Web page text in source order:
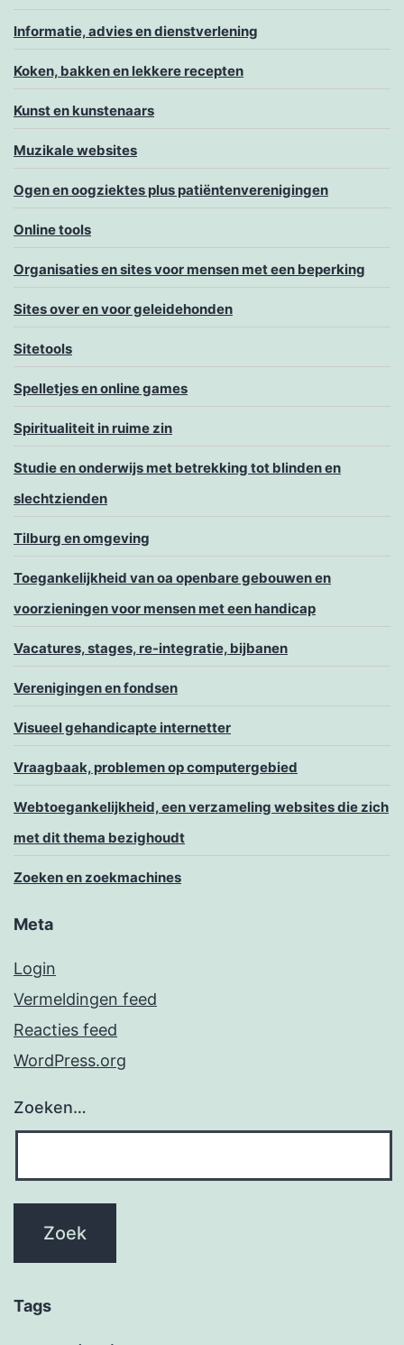
Informatie, advies en dienstverlening
Koken, bakken en lekkere recepten
Kunst en kunstenaars
Muzikale websites
Ogen en oogziektes plus patiëntenverenigingen
Online tools
Organisaties en sites voor mensen met een beperking
Sites over en voor geleidehonden
Sitetools
Spelletjes en online games
Spiritualiteit in ruime zin
Studie en onderwijs met betrekking tot blinden en
slechtzienden
Tilburg en omgeving
Toegankelijkheid van oa openbare gebouwen en
voorzieningen voor mensen met een handicap
Vacatures, stages, re-integratie, bijbanen
Verenigingen en fondsen
Visueel gehandicapte internetter
Vraagbaak, problemen op computergebied
Webtoegankelijkheid, een verzameling websites die zich
met dit thema bezighoudt
Zoeken en zoekmachines
Meta
Login
Vermeldingen feed
Reacties feed
WordPress.org
Zoeken…
Tags